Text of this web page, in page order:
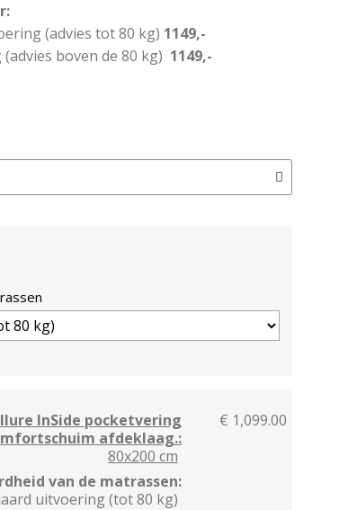
(advies tot 80 kg) 1149,-
boven de 80 kg) 1149,-
InSide pocketvering
afdeklaag.:
80x200 cm
€ 1,099.00
van de matrassen:
uitvoering (tot 80 kg)